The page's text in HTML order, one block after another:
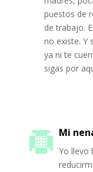
puestos de
de trabajo.
no existe. Y
ya ni te
sigas por
Mi
Yo llevo